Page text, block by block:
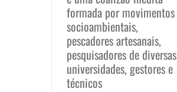
formada por movimentos
socioambientais,
pescadores artesanais,
pesquisadores de diversas
universidades, gestores e
técnicos